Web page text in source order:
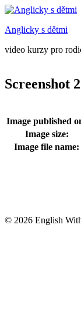
Anglicky s dětmi
video kurzy pro
Screenshot
Image published
Image size:
Image file name:
Footer
© 2026 English